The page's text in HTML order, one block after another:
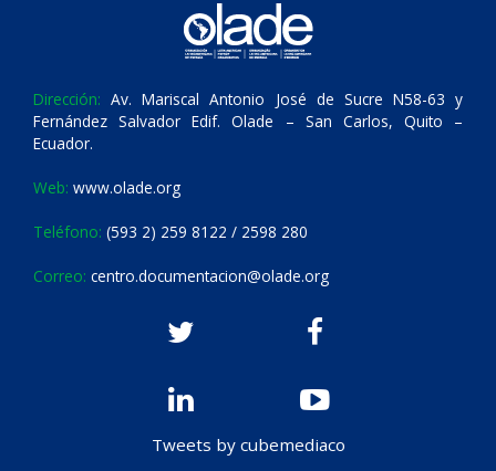
Dirección: Av. Mariscal Antonio José de Sucre N58-63 y
Fernández Salvador Edif. Olade – San Carlos, Quito –
Ecuador.
Web: www.olade.org
Teléfono: (593 2) 259 8122 / 2598 280
Correo: centro.documentacion@olade.org
Tweets by cubemediaco